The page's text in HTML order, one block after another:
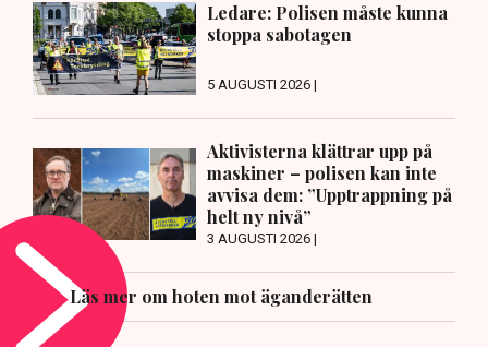
Ledare: Polisen måste kunna
stoppa sabotagen
5 AUGUSTI 2026 |
Aktivisterna klättrar upp på
maskiner – polisen kan inte
avvisa dem: ”Upptrappning på
helt ny nivå”
3 AUGUSTI 2026 |
Läs mer om hoten mot äganderätten